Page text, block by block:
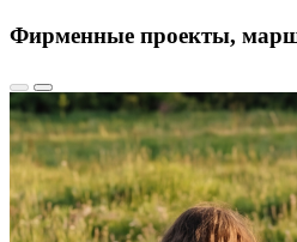
Фирменные проекты,